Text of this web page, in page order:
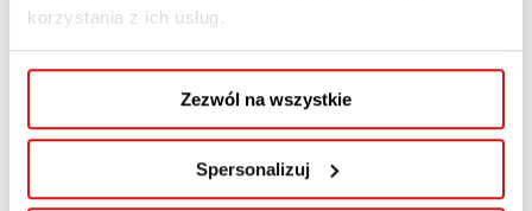
korzystania z ich usług.
Zezwól na wszystkie
Spersonalizuj
Centrum Rekrutacji i Obsługi Kandydata czynne
w wybrane soboty, w godzinach 9:00-14:00,
od poniedziałku do piątku
godzinach 7:30-15:30.
Zapraszamy do składania dokumentów!